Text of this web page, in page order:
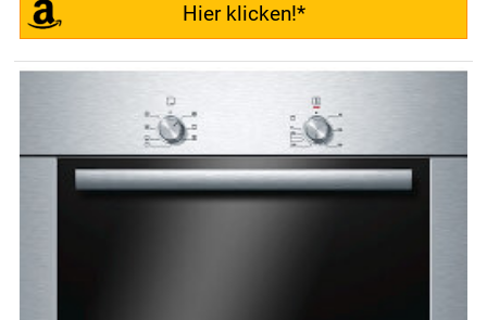
Hier klicken!*